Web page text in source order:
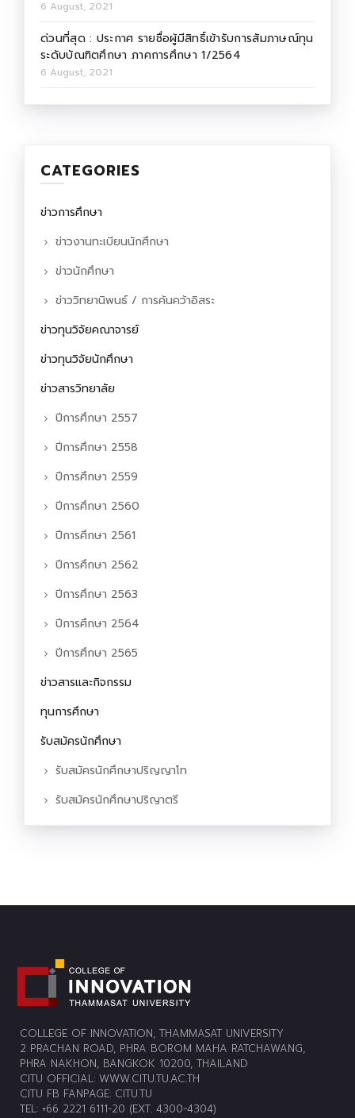
6 August, 2021
ด่วนที่สุด : ประกาศ รายชื่อผู้มีสิทธิ์เข้ารับการสัมภาษณ์ทุน
ระดับบัณฑิตศึกษา ภาคการศึกษา 1/2564
6 August, 2021
CATEGORIES
ข่าวการศึกษา
ข่าวงานทะเบียนนักศึกษา
ข่าวนักศึกษา
ข่าววิทยานิพนธ์ / การค้นคว้าอิสระ
ข่าวทุนวิจัยคณาจารย์
ข่าวทุนวิจัยนักศึกษา
ข่าวสารวิทยาลัย
ปีการศึกษา 2557
ปีการศึกษา 2558
ปีการศึกษา 2559
ปีการศึกษา 2560
ปีการศึกษา 2561
ปีการศึกษา 2562
ปีการศึกษา 2563
ปีการศึกษา 2564
ปีการศึกษา 2565
ข่าวสารและกิจกรรม
ทุนการศึกษา
รับสมัครนักศึกษา
รับสมัครนักศึกษาปริญญาโท
รับสมัครนักศึกษาปริญาตรี
COLLEGE OF INNOVATION, THAMMASAT UNIVERSITY
2 PRACHAN ROAD, PHRA BOROM MAHA RATCHAWANG,
PHRA NAKHON, BANGKOK 10200, THAILAND
CITU OFFICIAL: WWW.CITU.TU.AC.TH
CITU FB FANPAGE: CITU.TU
TEL: +66 2221 6111-20 (EXT. 4300-4304)